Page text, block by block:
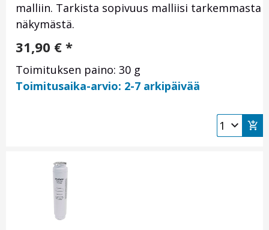
malliin. Tarkista sopivuus malliisi tarkemmasta
näkymästä.
31,90 € *
Toimituksen paino: 30 g
Toimitusaika-arvio: 2-7 arkipäivää